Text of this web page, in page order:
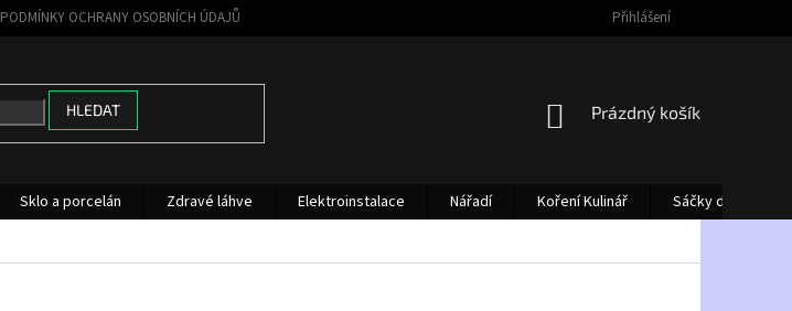
PODMÍNKY OCHRANY OSOBNÍCH ÚDAJŮ Přihlášení
HLEDAT
NÁKUPNÍ
Prázdný košík
Sklo a porcelán Zdravé láhve Elektroinstalace Nářadí Koření Kulinář
Sáčky do